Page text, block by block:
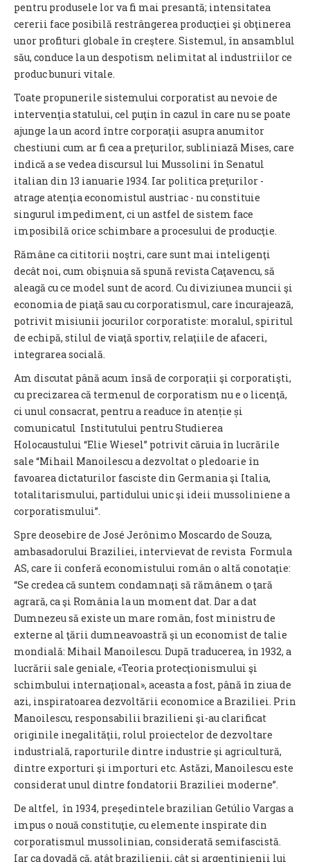
pentru produsele lor va fi mai presantă; intensitatea
cererii face posibilă restrângerea producţiei şi obţinerea
unor profituri globale în creştere. Sistemul, în ansamblul
său, conduce la un despotism nelimitat al industriilor ce
produc bunuri vitale.
Toate propunerile sistemului corporatist au nevoie de
intervenţia statului, cel puţin în cazul în care nu se poate
ajunge la un acord între corporaţii asupra anumitor
chestiuni cum ar fi cea a preţurilor, subliniază Mises, care
indică a se vedea discursul lui Mussolini în Senatul
italian din 13 ianuarie 1934. Iar politica preţurilor -
atrage atenţia economistul austriac - nu constituie
singurul impediment, ci un astfel de sistem face
imposibilă orice schimbare a procesului de producţie.
Rămâne ca cititorii noştri, care sunt mai inteligenţi
decât noi, cum obişnuia să spună revista Caţavencu, să
aleagă cu ce model sunt de acord. Cu diviziunea muncii şi
economia de piaţă sau cu corporatismul, care încurajează,
potrivit misiunii jocurilor corporatiste: moralul, spiritul
de echipă, stilul de viaţă sportiv, relaţiile de afaceri,
integrarea socială.
Am discutat până acum însă de corporaţii şi corporatişti,
cu precizarea că termenul de corporatism nu e o licenţă,
ci unul consacrat, pentru a readuce în atenție și
comunicatul Institutului pentru Studierea
Holocaustului “Elie Wiesel” potrivit căruia în lucrările
sale “Mihail Manoilescu a dezvoltat o pledoarie în
favoarea dictaturilor fasciste din Germania şi Italia,
totalitarismului, partidului unic şi ideii mussoliniene a
corporatismului”.
Spre deosebire de José Jerônimo Moscardo de Souza,
ambasadorului Braziliei, intervievat de revista Formula
AS, care îi conferă economistului român o altă conotaţie:
“Se credea că suntem condamnaţi să rămânem o ţară
agrară, ca şi România la un moment dat. Dar a dat
Dumnezeu să existe un mare român, fost ministru de
externe al ţării dumneavoastră şi un economist de talie
mondială: Mihail Manoilescu. După traducerea, în 1932, a
lucrării sale geniale, «Teoria protecţionismului şi
schimbului internaţional», aceasta a fost, până în ziua de
azi, inspiratoarea dezvoltării economice a Braziliei. Prin
Manoilescu, responsabilii brazilieni şi-au clarificat
originile inegalităţii, rolul proiectelor de dezvoltare
industrială, raporturile dintre industrie şi agricultură,
dintre exporturi şi importuri etc. Astăzi, Manoilescu este
considerat unul dintre fondatorii Braziliei moderne”.
De altfel, în 1934, preşedintele brazilian Getúlio Vargas a
impus o nouă constituţie, cu elemente inspirate din
corporatismul mussolinian, considerată semifascistă.
Iar ca dovadă că, atât brazilienii, cât şi argentinienii lui